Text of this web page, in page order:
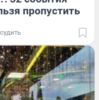
пропустить